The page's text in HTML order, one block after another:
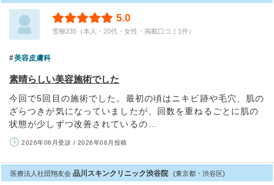
5.0
雪柳235（本人・20代・女性・掲載口コミ1件）
美容皮膚科
素晴らしい美容施術でした
今回で5回目の施術でした。最初の頃はニキビ跡や毛穴、肌の
ざらつきが気になっていましたが、回数を重ねるごとに肌の
状態が少しずつ改善されているの…
2026年06月受診 / 2026年06月投稿
医療法人社団翔友会 品川スキンクリニック渋谷院 (東京都・渋谷区)